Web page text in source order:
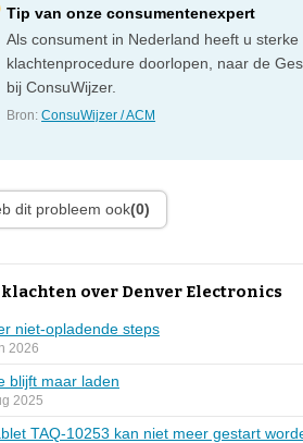
Tip van onze consumentenexpert
Als consument in Nederland heeft u
klachtenprocedure doorlopen, naar de
bij ConsuWijzer.
Bron:ConsuWijzer / ACM
dit probleem ook(0)
over Denver Electronics
niet-opladende steps
2026
blijft maar laden
2025
TAQ-10253 kan niet meer gestart